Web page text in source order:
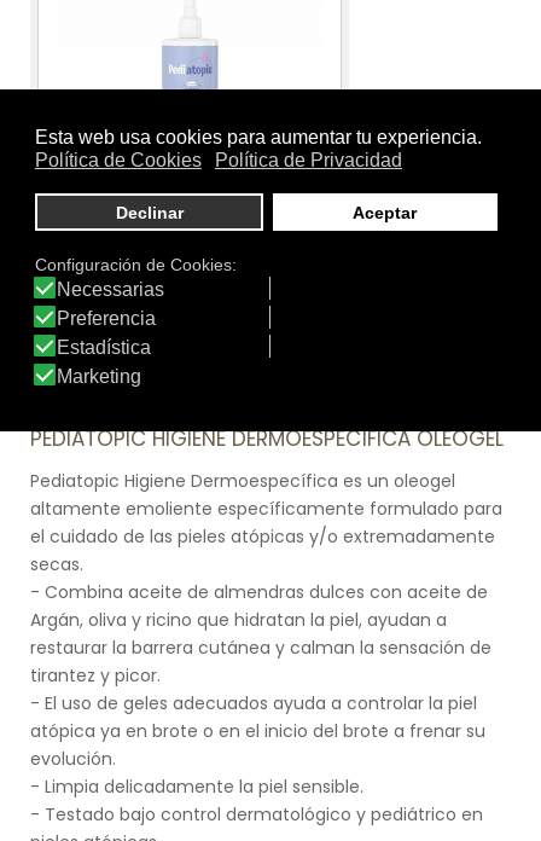
Tamaño:250 ml.
Marca:Pediatopic
PEDIATOPIC HIGIENE DERMOESPECÍFICA OLEOGEL
Pediatopic Higiene Dermoespecífica es un oleogel
altamente emoliente específicamente formulado para
el cuidado de las pieles atópicas y/o extremadamente
secas.
- Combina aceite de almendras dulces con aceite de
Argán, oliva y ricino que hidratan la piel, ayudan a
restaurar la barrera cutánea y calman la sensación de
tirantez y picor.
- El uso de geles adecuados ayuda a controlar la piel
atópica ya en brote o en el inicio del brote a frenar su
evolución.
- Limpia delicadamente la piel sensible.
- Testado bajo control dermatológico y pediátrico en